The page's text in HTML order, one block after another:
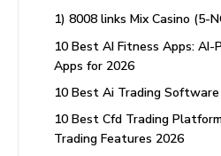
1) 8008 links Mix Casino (5-
10 Best AI Fitness Apps:
Apps for 2026
10 Best Ai Trading
10 Best Cfd Trading
Trading Features 2026